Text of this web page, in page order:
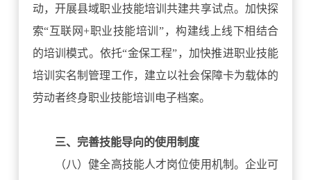
动，开展县域职业技能培训共建共享试点。加快探
索“互联网+职业技能培训”，构建线上线下相结合
的培训模式。依托“金保工程”，加快推进职业技能
培训实名制管理工作，建立以社会保障卡为载体的
劳动者终身职业技能培训电子档案。
三、完善技能导向的使用制度
（八）健全高技能人才岗位使用机制。企业可